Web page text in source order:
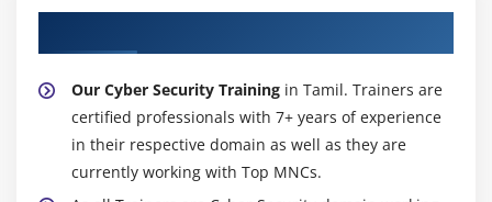
Our Cyber Security Training in Tamil. Trainers are
certified professionals with 7+ years of experience
in their respective domain as well as they are
currently working with Top MNCs.